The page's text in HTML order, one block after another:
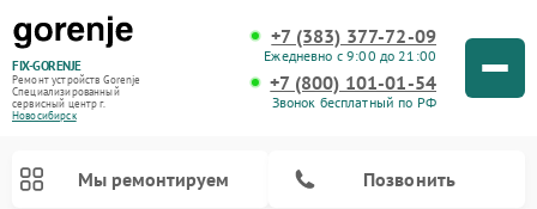
FIX-GORENJE
Ремонт устройств Gorenje
Специализированный
cервисный центр г.
Новосибирск
+7 (383) 377-72-09
Ежедневно с 9:00 до 21:00
+7 (800) 101-01-54
Звонок бесплатный по РФ
Мы ремонтируем Позвонить